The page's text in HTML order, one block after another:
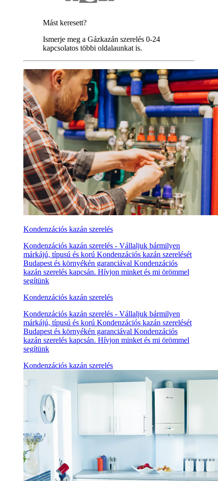
Mást keresett?
Ismerje meg a Gázkazán szerelés 0-24
kapcsolatos többi oldalaunkat is.
Kondenzációs kazán szerelés
Kondenzációs kazán szerelés - Vállaljuk bármilyen
márkájú, típusú és korú Kondenzációs kazán szerelését
Budapest és környékén garanciával Kondenzációs
kazán szerelés kapcsán. Hívjon minket és mi örömmel
segítünk
Kondenzációs kazán szerelés
Kondenzációs kazán szerelés - Vállaljuk bármilyen
márkájú, típusú és korú Kondenzációs kazán szerelését
Budapest és környékén garanciával Kondenzációs
kazán szerelés kapcsán. Hívjon minket és mi örömmel
segítünk
Kondenzációs kazán szerelés